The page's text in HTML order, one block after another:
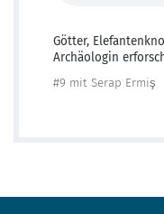
Götter,
Archäologin
#9 mit Serap Ermiş